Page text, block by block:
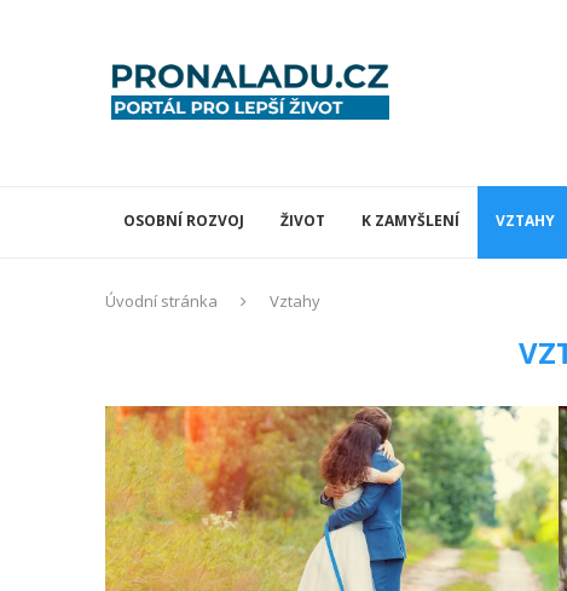
OSOBNÍ ROZVOJ ŽIVOT K ZAMYŠLENÍ VZTAHY
Úvodní stránka Vztahy